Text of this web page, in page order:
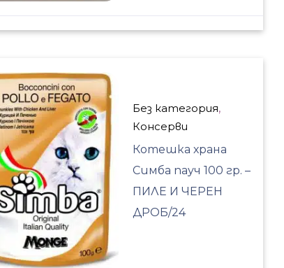
Без категория,
Консерви
Котешка храна
Симба пауч 100 гр. –
ПИЛЕ И ЧЕРЕН
ДРОБ/24